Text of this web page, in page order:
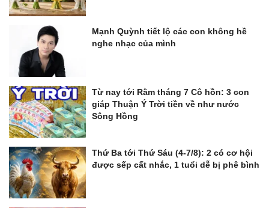
Mạnh Quỳnh tiết lộ các con không hề
nghe nhạc của mình
Từ nay tới Rằm tháng 7 Cô hồn: 3 con
giáp Thuận Ý Trời tiền về như nước
Sông Hồng
Thứ Ba tới Thứ Sáu (4-7/8): 2 có cơ hội
được sếp cất nhắc, 1 tuổi dễ bị phê bình